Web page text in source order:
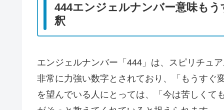
444エンジェルナンバー意味も
釈
エンジェルナンバー「444」は、スピリチュ
非常に力強い数字とされており、「もうすぐ
を望んでいる人にとっては、「今は苦しくて